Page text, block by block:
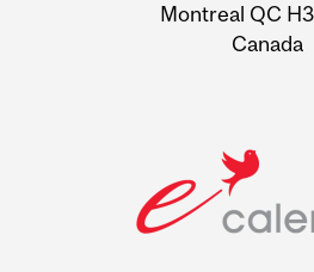
Montreal QC
Canada